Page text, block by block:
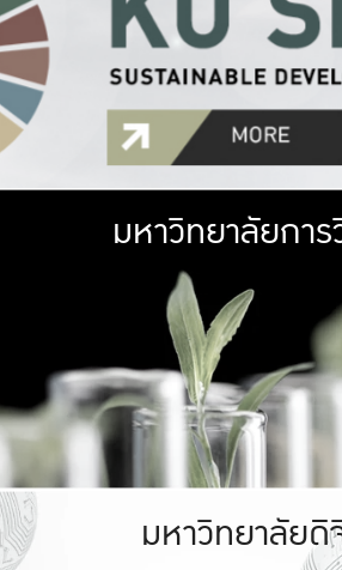
มหา
เกษตรศาสตร์
เป็นป่าใน
เกษตรในเมือง
ที่นับรวม
มหาวิทยาลัยกา
มหาวิทยาลัยรับผิ
มหาวิทยาลัย